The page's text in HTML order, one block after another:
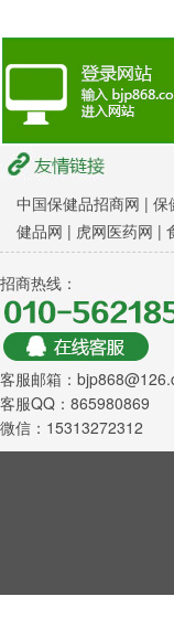
中国保健品招商网 | 保
健品网 | 虎网医药网 |
招商热线：
客服邮箱：
客服QQ：865980869
微信：15313272312